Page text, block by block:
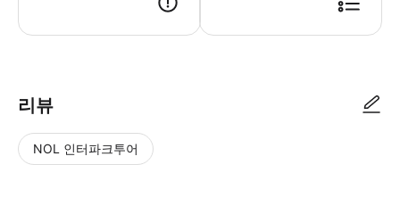
리뷰
NOL 인터파크투어